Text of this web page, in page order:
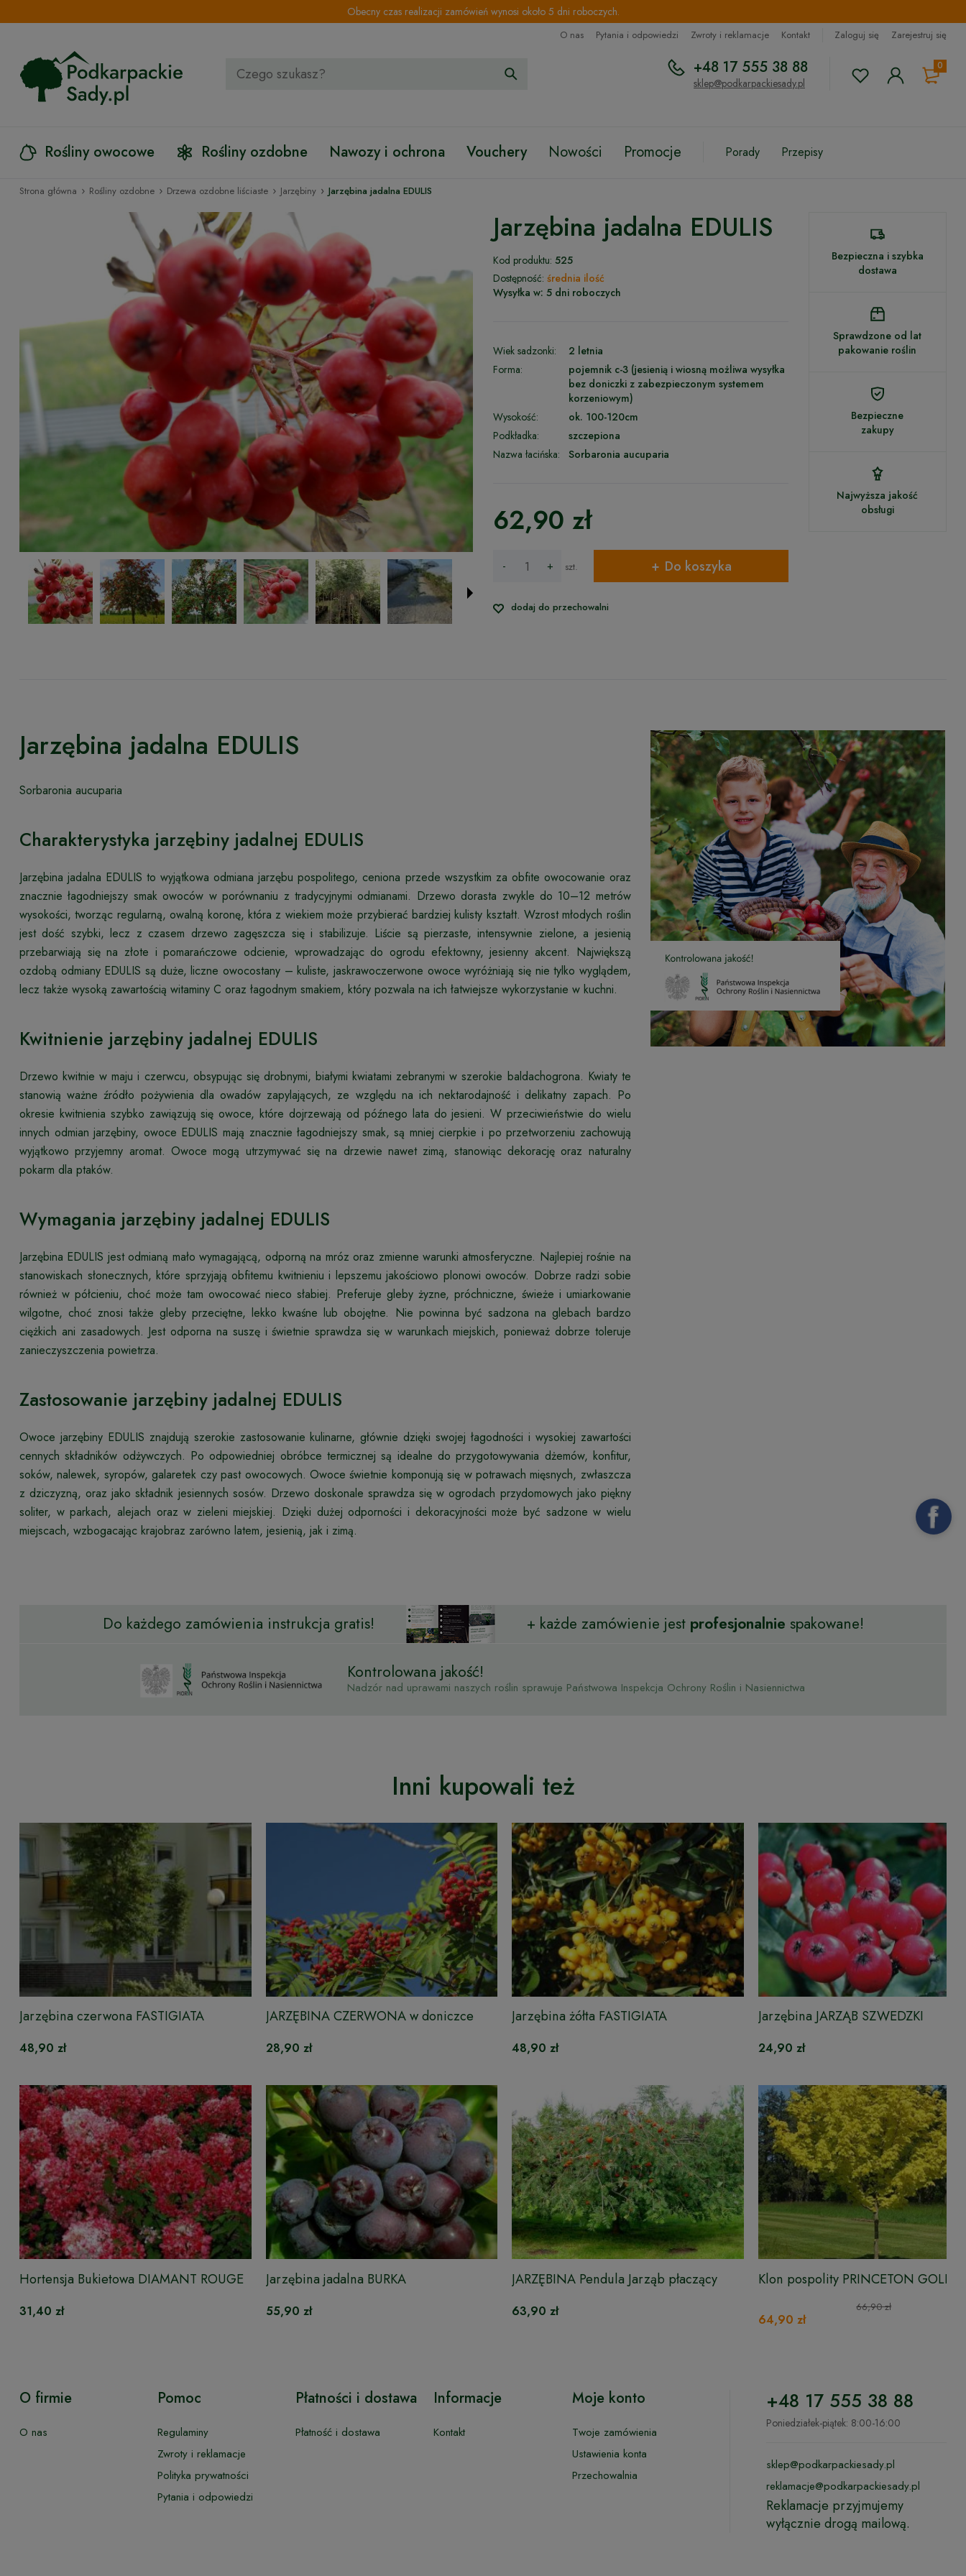
Obecny czas realizacji zamówień wynosi około 5 dni roboczych.
O nas Pytania i odpowiedzi Zwroty i reklamacje Kontakt Zaloguj się Zarejestruj się
0
+48 17 555 38 88
sklep@podkarpackiesady.pl
Rośliny owocowe Rośliny ozdobne Nawozy i ochrona Vouchery Nowości Promocje Porady Przepisy
Strona główna › Rośliny ozdobne › Drzewa ozdobne liściaste › Jarzębiny › Jarzębina jadalna EDULIS
Jarzębina jadalna EDULIS
Kod produktu: 525
Dostępność: średnia ilość
Wysyłka w: 5 dni roboczych
Wiek sadzonki:
2 letnia
Forma:
pojemnik c-3 (jesienią i wiosną możliwa wysyłka
bez doniczki z zabezpieczonym systemem
korzeniowym)
Wysokość:
ok. 100-120cm
Podkładka:
szczepiona
Nazwa łacińska:
Sorbaronia aucuparia
62,90 zł
- + szt. Do koszyka
dodaj do przechowalni
Bezpieczna i szybka
dostawa
Sprawdzone od lat
pakowanie roślin
Bezpieczne
zakupy
Najwyższa jakość
obsługi
Jarzębina jadalna EDULIS
Sorbaronia aucuparia
Charakterystyka jarzębiny jadalnej EDULIS
Jarzębina jadalna EDULIS to wyjątkowa odmiana jarzębu pospolitego, ceniona przede wszystkim za obfite owocowanie oraz
znacznie łagodniejszy smak owoców w porównaniu z tradycyjnymi odmianami. Drzewo dorasta zwykle do 10–12 metrów
wysokości, tworząc regularną, owalną koronę, która z wiekiem może przybierać bardziej kulisty kształt. Wzrost młodych roślin
jest dość szybki, lecz z czasem drzewo zagęszcza się i stabilizuje. Liście są pierzaste, intensywnie zielone, a jesienią
przebarwiają się na złote i pomarańczowe odcienie, wprowadzając do ogrodu efektowny, jesienny akcent. Największą
ozdobą odmiany EDULIS są duże, liczne owocostany – kuliste, jaskrawoczerwone owoce wyróżniają się nie tylko wyglądem,
lecz także wysoką zawartością witaminy C oraz łagodnym smakiem, który pozwala na ich łatwiejsze wykorzystanie w kuchni.
Kwitnienie jarzębiny jadalnej EDULIS
Drzewo kwitnie w maju i czerwcu, obsypując się drobnymi, białymi kwiatami zebranymi w szerokie baldachogrona. Kwiaty te
stanowią ważne źródło pożywienia dla owadów zapylających, ze względu na ich nektarodajność i delikatny zapach. Po
okresie kwitnienia szybko zawiązują się owoce, które dojrzewają od późnego lata do jesieni. W przeciwieństwie do wielu
innych odmian jarzębiny, owoce EDULIS mają znacznie łagodniejszy smak, są mniej cierpkie i po przetworzeniu zachowują
wyjątkowo przyjemny aromat. Owoce mogą utrzymywać się na drzewie nawet zimą, stanowiąc dekorację oraz naturalny
pokarm dla ptaków.
Wymagania jarzębiny jadalnej EDULIS
Jarzębina EDULIS jest odmianą mało wymagającą, odporną na mróz oraz zmienne warunki atmosferyczne. Najlepiej rośnie na
stanowiskach słonecznych, które sprzyjają obfitemu kwitnieniu i lepszemu jakościowo plonowi owoców. Dobrze radzi sobie
również w półcieniu, choć może tam owocować nieco słabiej. Preferuje gleby żyzne, próchniczne, świeże i umiarkowanie
wilgotne, choć znosi także gleby przeciętne, lekko kwaśne lub obojętne. Nie powinna być sadzona na glebach bardzo
ciężkich ani zasadowych. Jest odporna na suszę i świetnie sprawdza się w warunkach miejskich, ponieważ dobrze toleruje
zanieczyszczenia powietrza.
Zastosowanie jarzębiny jadalnej EDULIS
Owoce jarzębiny EDULIS znajdują szerokie zastosowanie kulinarne, głównie dzięki swojej łagodności i wysokiej zawartości
cennych składników odżywczych. Po odpowiedniej obróbce termicznej są idealne do przygotowywania dżemów, konfitur,
soków, nalewek, syropów, galaretek czy past owocowych. Owoce świetnie komponują się w potrawach mięsnych, zwłaszcza
z dziczyzną, oraz jako składnik jesiennych sosów. Drzewo doskonale sprawdza się w ogrodach przydomowych jako piękny
soliter, w parkach, alejach oraz w zieleni miejskiej. Dzięki dużej odporności i dekoracyjności może być sadzone w wielu
miejscach, wzbogacając krajobraz zarówno latem, jesienią, jak i zimą.
Do każdego zamówienia instrukcja gratis! + każde zamówienie jest profesjonalnie spakowane!
Kontrolowana jakość!
Nadzór nad uprawami naszych roślin sprawuje Państwowa Inspekcja Ochrony Roślin i Nasiennictwa
Inni kupowali też
Jarzębina czerwona FASTIGIATA
48,90 zł
JARZĘBINA CZERWONA w doniczce
28,90 zł
Jarzębina żółta FASTIGIATA
48,90 zł
Jarzębina JARZĄB SZWEDZKI
24,90 zł
Hortensja Bukietowa DIAMANT ROUGE
31,40 zł
Jarzębina jadalna BURKA
55,90 zł
JARZĘBINA Pendula Jarząb płaczący
63,90 zł
Klon pospolity PRINCETON GOLD -
160-170 cm
66,90 zł
64,90 zł
O firmie
O nas
Pomoc
Regulaminy
Zwroty i reklamacje
Polityka prywatności
Pytania i odpowiedzi
Płatności i dostawa
Płatność i dostawa
Informacje
Kontakt
Moje konto
Twoje zamówienia
Ustawienia konta
Przechowalnia
+48 17 555 38 88
Poniedziałek-piątek: 8:00-16:00
sklep@podkarpackiesady.pl
reklamacje@podkarpackiesady.pl
Reklamacje przyjmujemy
wyłącznie drogą mailową.